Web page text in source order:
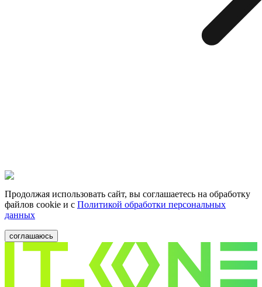
Продолжая использовать сайт, вы соглашаетесь на обработку
файлов cookie и c Политикой обработки персональных
данных
соглашаюсь